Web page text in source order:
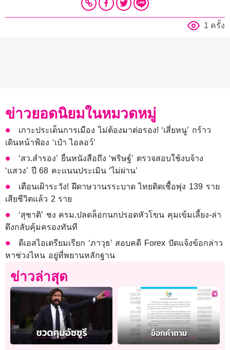
1 ครั้ง
ข่าวยอดนิยมในหมวดหมู่
เกาะประเด็นการเมือง ไม่ต้องมาต่อรอง! ‘เสี่ยหนู’ กร้าว
เดินหน้าฟ้อง ‘เป๋า ไอลอว์’
‘สว.สำรอง’ ยื่นหนังสือถึง ‘พริษฐ์’ ตรวจสอบใช้งบจ้าง
‘แสวง’ ปี 68 คะแนนประเมิน ‘ไม่ผ่าน’
เตือนเฝ้าระวัง! ฝีดาษวานรระบาด ไทยติดเชื้อพุ่ง 139 ราย
เสียชีวิตแล้ว 2 ราย
‘สุชาติ’ ชง ครม.ปลดล็อกนกปรอดหัวโขน คุมเข้มเลี้ยง-ล่า
ดึงกลับคุ้มครองทันที
ดีเอสไอเตรียมเรียก ‘ภาวุธ’ สอบคดี Forex ปัดแจ้งข้อกล่าว
หาช่วงไหน อยู่ที่พยานหลักฐาน
ข่าวล่าสุด